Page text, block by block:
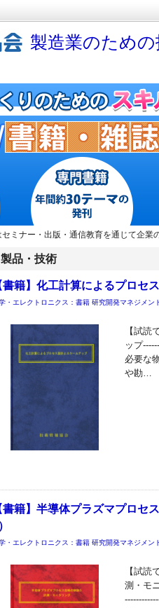
製造業のため
ミナー・出版・通信教育を通じて企業
製品・技術
書籍】化工計算によるプロセ
・エレクトロニクス：書籍 研究開発マネジメン
【試読
ップ
必要な
や勘…
書籍】半導体プラズマプロセ
・エレクトロニクス：書籍 研究開発マネジメン
【試読
測・モ